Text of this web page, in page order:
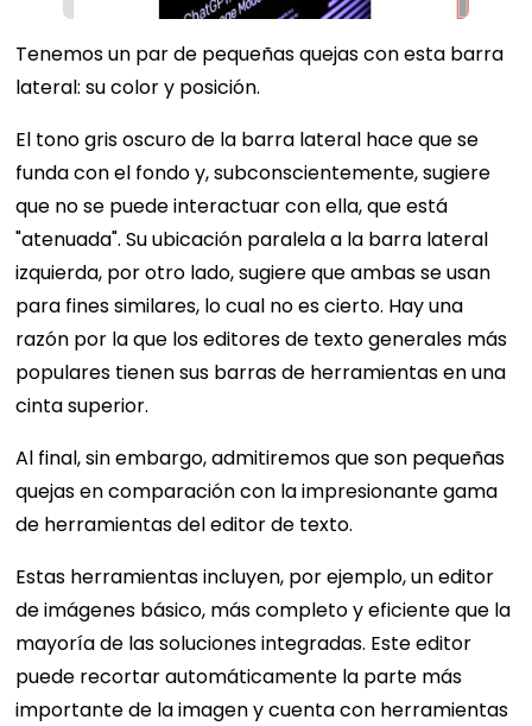
Tenemos un par de pequeñas quejas con esta barra
lateral: su color y posición.
El tono gris oscuro de la barra lateral hace que se
funda con el fondo y, subconscientemente, sugiere
que no se puede interactuar con ella, que está
"atenuada". Su ubicación paralela a la barra lateral
izquierda, por otro lado, sugiere que ambas se usan
para fines similares, lo cual no es cierto. Hay una
razón por la que los editores de texto generales más
populares tienen sus barras de herramientas en una
cinta superior.
Al final, sin embargo, admitiremos que son pequeñas
quejas en comparación con la impresionante gama
de herramientas del editor de texto.
Estas herramientas incluyen, por ejemplo, un editor
de imágenes básico, más completo y eficiente que la
mayoría de las soluciones integradas. Este editor
puede recortar automáticamente la parte más
importante de la imagen y cuenta con herramientas